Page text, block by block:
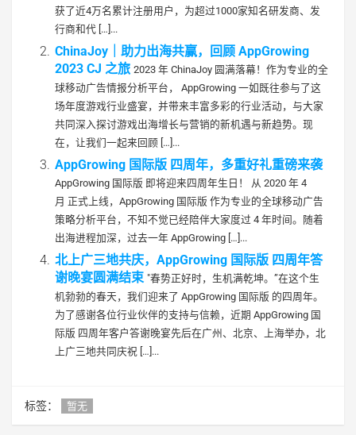
获了近4万名累计注册用户，为超过1000家知名研发商、发
行商和代 […]...
ChinaJoy｜助力出海共赢，回顾 AppGrowing
2023 CJ 之旅 2023 年 ChinaJoy 圆满落幕！作为专业的全
球移动广告情报分析平台， AppGrowing 一如既往参与了这
场年度游戏行业盛宴，并带来丰富多彩的行业活动，与大家
共同深入探讨游戏出海增长与营销的新机遇与新趋势。现
在，让我们一起来回顾 […]...
AppGrowing 国际版 四周年，多重好礼重磅来袭
AppGrowing 国际版 即将迎来四周年生日！ 从 2020 年 4
月 正式上线，AppGrowing 国际版 作为专业的全球移动广告
策略分析平台，不知不觉已经陪伴大家度过 4 年时间。随着
出海进程加深，过去一年 AppGrowing […]...
北上广三地共庆，AppGrowing 国际版 四周年答
谢晚宴圆满结束 "春势正好时，生机满乾坤。”在这个生
机勃勃的春天，我们迎来了 AppGrowing 国际版 的四周年。
为了感谢各位行业伙伴的支持与信赖，近期 AppGrowing 国
际版 四周年客户答谢晚宴先后在广州、北京、上海举办，北
上广三地共同庆祝 […]...
标签： 暂无